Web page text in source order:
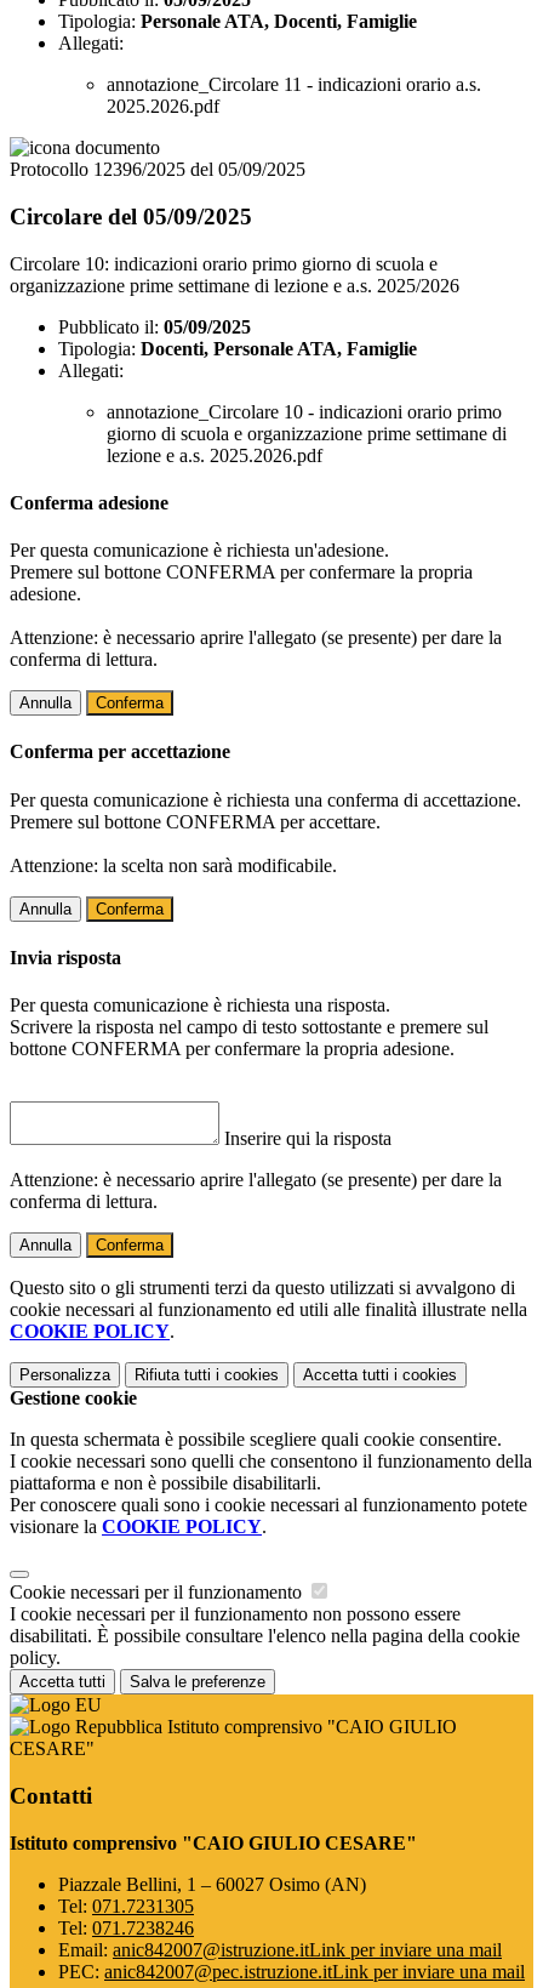
Tipologia: Personale ATA, Docenti, Famiglie
Allegati:
annotazione_Circolare 11 - indicazioni orario a.s.
2025.2026.pdf
Protocollo 12396/2025 del 05/09/2025
Circolare del 05/09/2025
Circolare 10: indicazioni orario primo giorno di scuola e
organizzazione prime settimane di lezione e a.s. 2025/2026
Pubblicato il: 05/09/2025
Tipologia: Docenti, Personale ATA, Famiglie
Allegati:
annotazione_Circolare 10 - indicazioni orario primo
giorno di scuola e organizzazione prime settimane di
lezione e a.s. 2025.2026.pdf
Conferma adesione
Per questa comunicazione è richiesta un'adesione.
Premere sul bottone CONFERMA per confermare la propria
adesione.
Attenzione: è necessario aprire l'allegato (se presente) per dare la
conferma di lettura.
Annulla Conferma
Conferma per accettazione
Per questa comunicazione è richiesta una conferma di accettazione.
Premere sul bottone CONFERMA per accettare.
Attenzione: la scelta non sarà modificabile.
Annulla Conferma
Invia risposta
Per questa comunicazione è richiesta una risposta.
Scrivere la risposta nel campo di testo sottostante e premere sul
bottone CONFERMA per confermare la propria adesione.
Inserire qui la risposta
Attenzione: è necessario aprire l'allegato (se presente) per dare la
conferma di lettura.
Annulla Conferma
Questo sito o gli strumenti terzi da questo utilizzati si avvalgono di
cookie necessari al funzionamento ed utili alle finalità illustrate nella
COOKIE POLICY.
Personalizza Rifiuta tutti i cookies Accetta tutti i cookies
Gestione cookie
In questa schermata è possibile scegliere quali cookie consentire.
I cookie necessari sono quelli che consentono il funzionamento della
piattaforma e non è possibile disabilitarli.
Per conoscere quali sono i cookie necessari al funzionamento potete
visionare la COOKIE POLICY.
Cookie necessari per il funzionamento
I cookie necessari per il funzionamento non possono essere
disabilitati. È possibile consultare l'elenco nella pagina della cookie
policy.
Accetta tutti Salva le preferenze
Istituto comprensivo "CAIO GIULIO
CESARE"
Contatti
Istituto comprensivo "CAIO GIULIO CESARE"
Piazzale Bellini, 1 – 60027 Osimo (AN)
Tel: 071.7231305
Tel: 071.7238246
Email: anic842007@istruzione.itLink per inviare una mail
PEC: anic842007@pec.istruzione.itLink per inviare una mail